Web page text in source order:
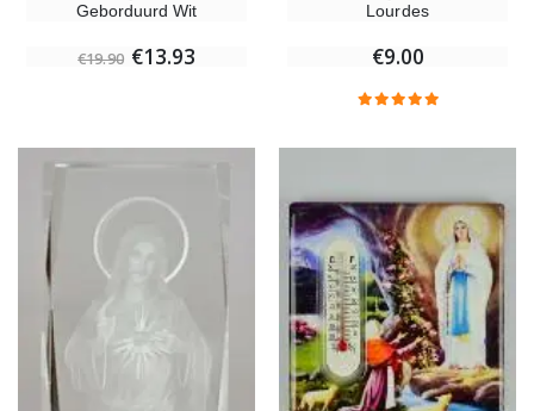
Geborduurd Wit
€19.90 €13.93
Lourdes
€9.00